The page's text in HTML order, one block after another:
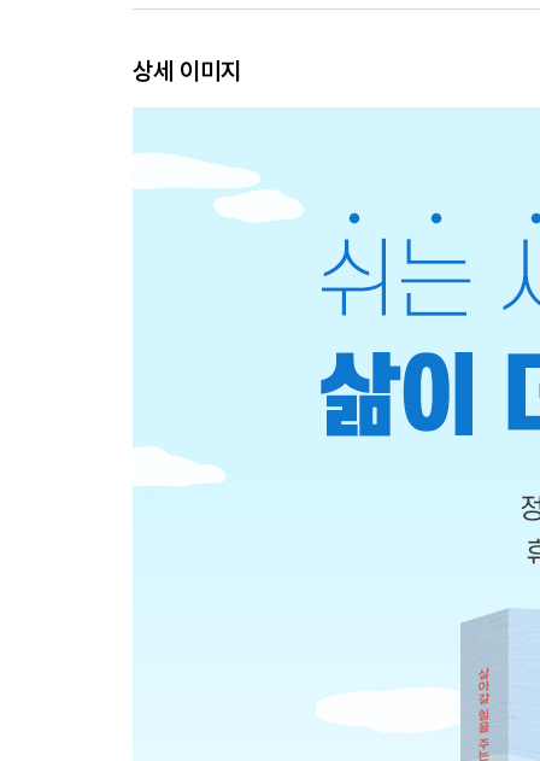
2. 묻고 또 물으면 찾게 된다: 자기 탐색
3. 나를 비춰주는 또 하나의 거울: 가족 연구
“오티움을 만난 후 나는 다른 사람이 되었다”
2. 이제 나는 나를 위로한다
3. 홀로 있어도 나는 행복하다
4. 나를 중심으로 관계를 맺다
5장
상세 이미지